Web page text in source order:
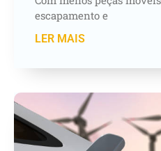
escapamento e
LER MAIS